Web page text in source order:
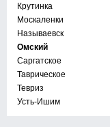
Крутинка
Москаленки
Называевск
Омский
Саргатское
Таврическое
Тевриз
Усть-Ишим